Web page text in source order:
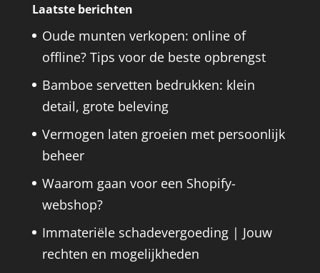
Laatste berichten
Oude munten verkopen: online of
offline? Tips voor de beste opbrengst
Bamboe servetten bedrukken: klein
detail, grote beleving
Vermogen laten groeien met persoonlijk
beheer
Waarom gaan voor een Shopify-
webshop?
Immateriële schadevergoeding | Jouw
rechten en mogelijkheden